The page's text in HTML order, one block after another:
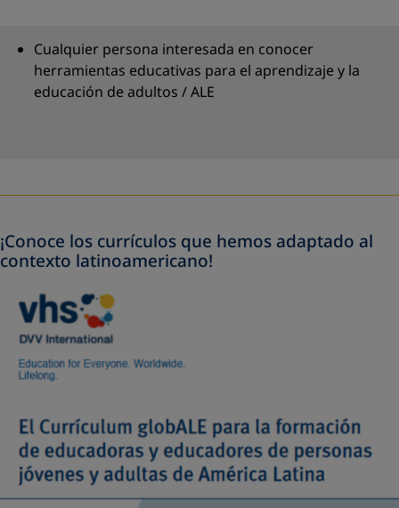
Cualquier persona interesada en conocer
herramientas educativas para el aprendizaje y la
educación de adultos / ALE
¡Conoce los currículos que hemos adaptado al
contexto latinoamericano!